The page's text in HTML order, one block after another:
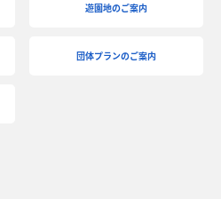
遊園地のご案内
団体プランのご案内